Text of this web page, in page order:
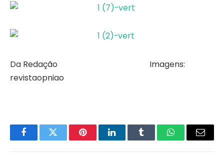
Da Redação Imagens:
revistaopniao
FacebookTwitter PinterestLinkedInTumblr WhatsAppEmail